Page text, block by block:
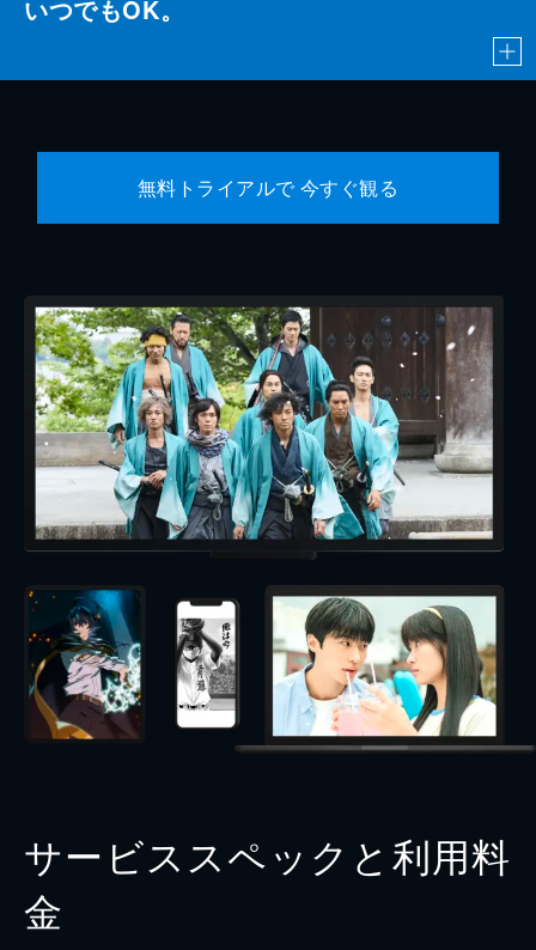
いつでもOK。
無料トライアルで 今すぐ観る
サービススペックと利用料
金